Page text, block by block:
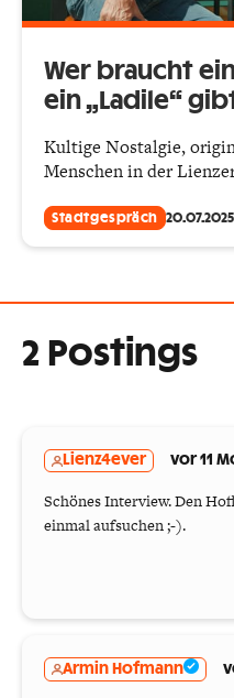
Wer braucht
ein „Ladile“
Kultige Nostalgie,
Menschen in der
Stadtgespräch 20.07.2025
2 Postings
Lienz4ever vor 11
Schönes Interview. Den
einmal aufsuchen ;-).
Armin Hofmann